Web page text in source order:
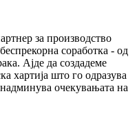
за производство
соработка - од
Ајде да создадеме
хартија што го одразува
очекувањата на